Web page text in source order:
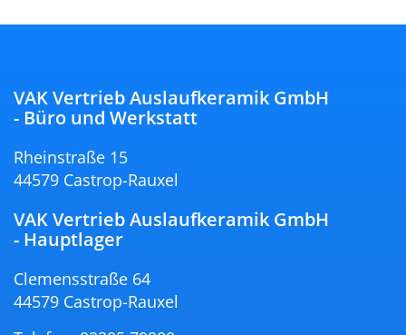
VAK Vertrieb Auslaufkeramik GmbH
- Büro und Werkstatt
Rheinstraße 15
44579 Castrop-Rauxel
VAK Vertrieb Auslaufkeramik GmbH
- Hauptlager
Clemensstraße 64
44579 Castrop-Rauxel